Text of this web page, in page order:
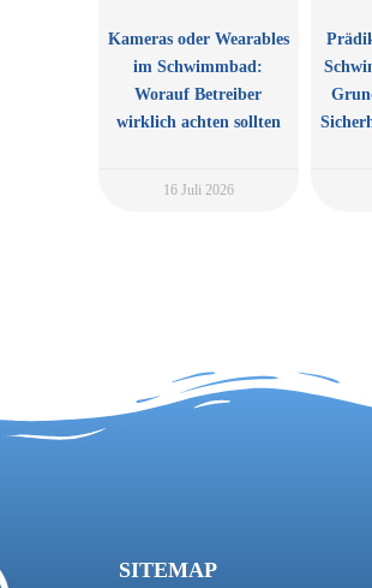
Kameras oder Wearables
im Schwimmbad:
Worauf Betreiber
wirklich achten sollten
16 Juli 2026
SITEMAP